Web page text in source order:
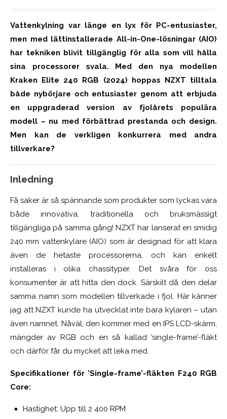
Vattenkylning var länge en lyx för PC-entusiaster,
men med lättinstallerade All-in-One-lösningar (AIO)
har tekniken blivit tillgänglig för alla som vill hålla
sina processorer svala. Med den nya modellen
Kraken Elite 240 RGB (2024) hoppas NZXT tilltala
både nybörjare och entusiaster genom att erbjuda
en uppgraderad version av fjolårets populära
modell – nu med förbättrad prestanda och design.
Men kan de verkligen konkurrera med andra
tillverkare?
Inledning
Få saker är så spännande som produkter som lyckas vara
både innovativa, traditionella och bruksmässigt
tillgängliga på samma gång! NZXT har lanserat en smidig
240 mm vattenkylare (AIO) som är designad för att klara
även de hetaste processorerna, och kan enkelt
installeras i olika chassityper. Det svåra för oss
konsumenter är att hitta den dock. Särskilt då den delar
samma namn som modellen tillverkade i fjol. Här känner
jag att NZXT kunde ha utvecklat inte bara kylaren – utan
även namnet. Nåväl, den kommer med en IPS LCD-skärm,
mängder av RGB och en så kallad ’single-frame’-fläkt
och därför får du mycket att leka med.
Specifikationer för ’Single-frame’-fläkten F240 RGB
Core:
Hastighet: Upp till 2 400 RPM